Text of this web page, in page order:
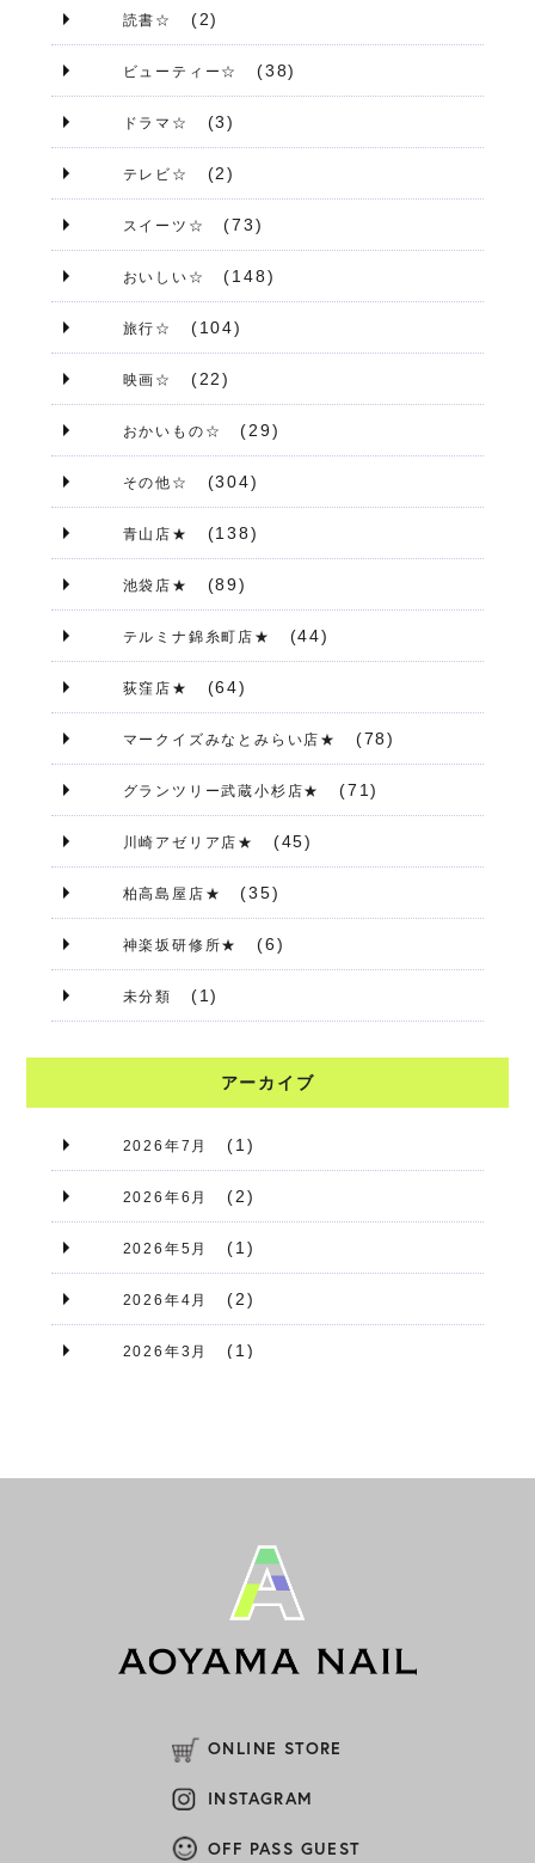
読書☆ (2)
ビューティー☆ (38)
ドラマ☆ (3)
テレビ☆ (2)
スイーツ☆ (73)
おいしい☆ (148)
旅行☆ (104)
映画☆ (22)
おかいもの☆ (29)
その他☆ (304)
青山店★ (138)
池袋店★ (89)
テルミナ錦糸町店★ (44)
荻窪店★ (64)
マークイズみなとみらい店★ (78)
グランツリー武蔵小杉店★ (71)
川崎アゼリア店★ (45)
柏高島屋店★ (35)
神楽坂研修所★ (6)
未分類 (1)
アーカイブ
2026年7月 (1)
2026年6月 (2)
2026年5月 (1)
2026年4月 (2)
2026年3月 (1)
(1)
(1)
2025年9月 (1)
2025年7月
2025年6月
ONLINE STORE
INSTAGRAM
OFF PASS GUEST